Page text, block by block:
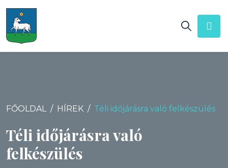
FŐOLDAL HÍREK Téli időjárásra való felkészülés
Téli időjárásra való
felkészülés